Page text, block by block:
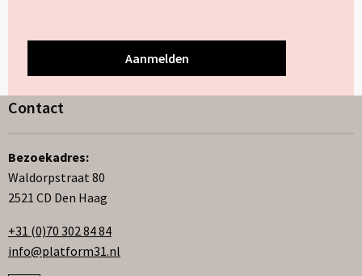
Contact
Bezoekadres:
Waldorpstraat 80
2521 CD Den Haag
+31 (0)70 302 84 84
info@platform31.nl